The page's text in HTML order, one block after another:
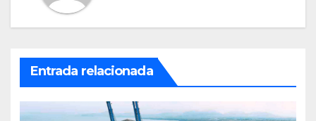
Entrada relacionada